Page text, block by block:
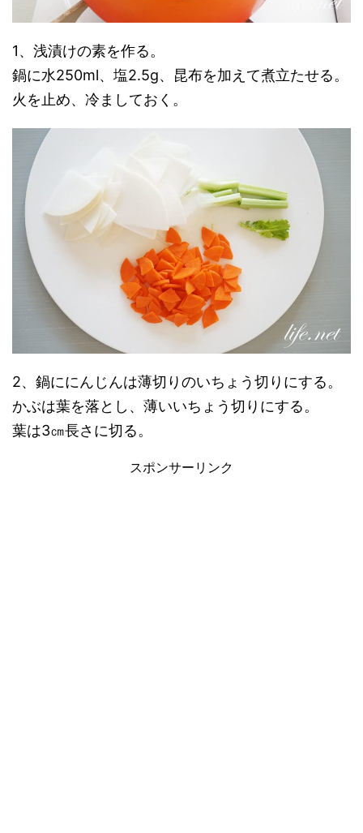
1、浅漬けの素を作る。
鍋に水250ml、塩2.5g、昆布を加えて煮立たせる。
火を止め、冷ましておく。
2、鍋ににんじんは薄切りのいちょう切りにする。
かぶは葉を落とし、薄いいちょう切りにする。
葉は3㎝長さに切る。
スポンサーリンク